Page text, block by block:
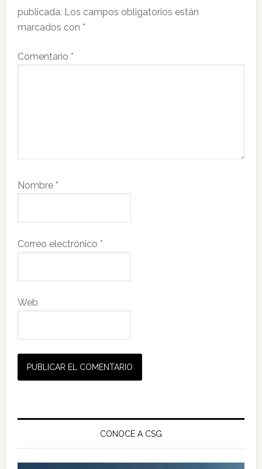
lectores
publicada. Los campos obligatorios están
marcados con *
Comentario *
Nombre *
Correo electrónico *
Web
Barra
principal
CONOCE A CSG